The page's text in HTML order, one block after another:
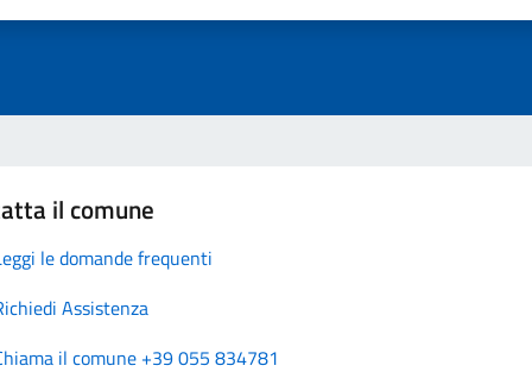
il comune
le domande frequenti
Assistenza
il comune +39 055 834781